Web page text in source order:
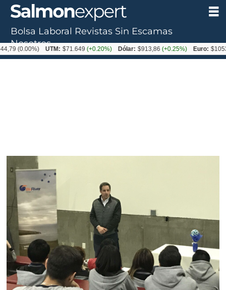
Bolsa Laboral Revistas Sin Escamas
Nosotros
UTM: $71.649(+0.20%) Dólar: $913,86(+0.25%) Euro: $1053,08(-